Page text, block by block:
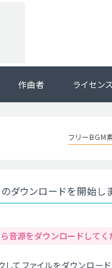
作曲者 ライセンス
フリーBGM
ダウンロードを開始し
音源をダウンロードしてく
ファイルをダウンロード